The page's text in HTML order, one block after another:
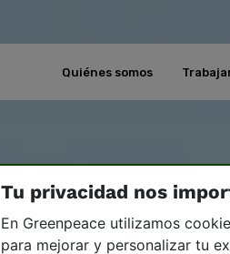
Quiénes somos
Tu privacidad nos
En Greenpeace utilizamos
para mejorar y personalizar tu